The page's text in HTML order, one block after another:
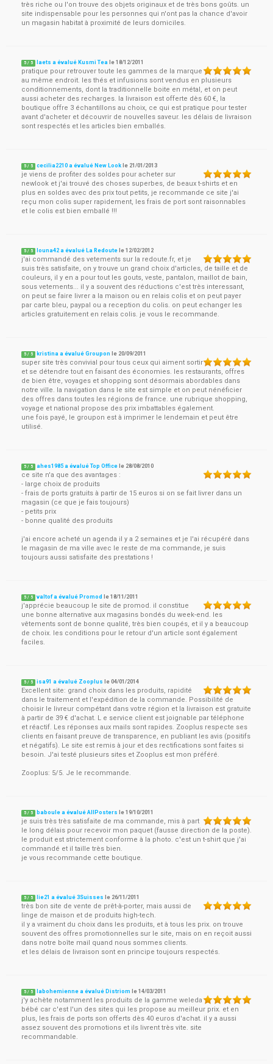
très riche ou l'on trouve des objets originaux et de très bons goûts. un
site indispensable pour les personnes qui n'ont pas la chance d'avoir
un magasin habitat à proximité de leurs domiciles.
5 / 5 laets a évalué Kusmi Tea le18/12/2011
pratique pour retrouver toute les gammes de la marque
au même endroit. les thés et infusions sont vendus en plusieurs
conditionnements, dont la traditionnelle boite en métal, et on peut
aussi acheter des recharges. la livraison est offerte dès 60 €, la
boutique offre 3 échantillons au choix, ce qui est pratique pour tester
avant d'acheter et découvrir de nouvelles saveur. les délais de livraison
sont respectés et les articles bien emballés.
5 / 5 cecilia2210 a évalué New Look le 21/01/2013
je viens de profiter des soldes pour acheter sur
newlook et j'ai trouvé des choses superbes, de beaux t-shirts et en
plus en soldes avec des prix tout petits, je recommande ce site j'ai
reçu mon colis super rapidement, les frais de port sont raisonnables
et le colis est bien emballé !!!
5 / 5 louna42 a évalué La Redoute le12/02/2012
j'ai commandé des vetements sur la redoute.fr, et je
suis très satisfaite, on y trouve un grand choix d'articles, de taille et de
couleurs, il y en a pour tout les gouts, veste, pantalon, maillot de bain,
sous vetements... il y a souvent des réductions c'est très interessant,
on peut se faire livrer a la maison ou en relais colis et on peut payer
par carte bleu, paypal ou a reception du colis. on peut echanger les
articles gratuitement en relais colis. je vous le recommande.
5 / 5 kristina a évalué Groupon le 20/09/2011
super site très convivial pour tous ceux qui aiment sortir
et se détendre tout en faisant des économies. les restaurants, offres
de bien être, voyages et shopping sont désormais abordables dans
notre ville. la navigation dans le site est simple et on peut nénéficier
des offres dans toutes les régions de france. une rubrique shopping,
voyage et national propose des prix imbattables également.
une fois payé, le groupon est à imprimer le lendemain et peut être
utilisé.
5 / 5 ahes1985 a évalué Top Office le 28/08/2010
ce site n'a que des avantages :
- large choix de produits
- frais de ports gratuits à partir de 15 euros si on se fait livrer dans un
magasin (ce que je fais toujours)
- petits prix
- bonne qualité des produits
j'ai encore acheté un agenda il y a 2 semaines et je l'ai récupéré dans
le magasin de ma ville avec le reste de ma commande, je suis
toujours aussi satisfaite des prestations !
5 / 5 valtof a évalué Promod le18/11/2011
j'apprécie beaucoup le site de promod. il constitue
une bonne alternative aux magasins bondés du week-end. les
vêtements sont de bonne qualité, très bien coupés, et il y a beaucoup
de choix. les conditions pour le retour d'un article sont également
faciles.
5 / 5 isa91 a évalué Zooplus le04/01/2014
Excellent site: grand choix dans les produits, rapidité
dans le traitement et l'expédition de la commande. Possibilité de
choisir le livreur compétant dans votre région et la livraison est gratuite
à partir de 39 € d'achat. L e service client est joignable par téléphone
et réactif. Les réponses aux mails sont rapides. Zooplus respecte ses
clients en faisant preuve de transparence, en publiant les avis (positifs
et négatifs). Le site est remis à jour et des rectifications sont faites si
besoin. J'ai testé plusieurs sites et Zooplus est mon préféré.
Zooplus: 5/5. Je le recommande.
5 / 5 baboule a évalué AllPosters le19/10/2011
je suis très très satisfaite de ma commande, mis à part
le long délais pour recevoir mon paquet (fausse direction de la poste).
le produit est strictement conforme à la photo. c'est un t-shirt que j'ai
commandé et il taille très bien.
je vous recommande cette boutique.
5 / 5 lie21 a évalué 3Suisses le 26/11/2011
très bon site de vente de prêt-à-porter, mais aussi de
linge de maison et de produits high-tech.
il y a vraiment du choix dans les produits, et à tous les prix. on trouve
souvent des offres promotionnelles sur le site, mais on en reçoit aussi
dans notre boîte mail quand nous sommes clients.
et les délais de livraison sont en principe toujours respectés.
5 / 5 labohemienne a évalué Distriom le14/03/2011
j'y achète notamment les produits de la gamme weleda
bébé car c'est l'un des sites qui les propose au meilleur prix. et en
plus, les frais de ports son offerts dès 40 euros d'achat. il y a aussi
assez souvent des promotions et ils livrent très vite. site
recommandable.